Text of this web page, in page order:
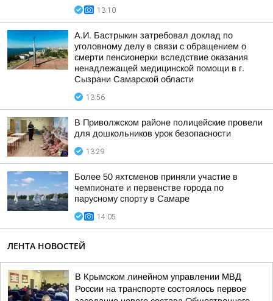
13:10
А.И. Бастрыкин затребовал доклад по
уголовному делу в связи с обращением о
смерти пенсионерки вследствие оказания
ненадлежащей медицинской помощи в г.
Сызрани Самарской области
13:56
В Приволжском районе полицейские провели
для дошкольников урок безопасности
13:29
Более 50 яхтсменов приняли участие в
чемпионате и первенстве города по
парусному спорту в Самаре
14:05
ЛЕНТА НОВОСТЕЙ
В Крымском линейном управлении МВД
России на транспорте состоялось первое